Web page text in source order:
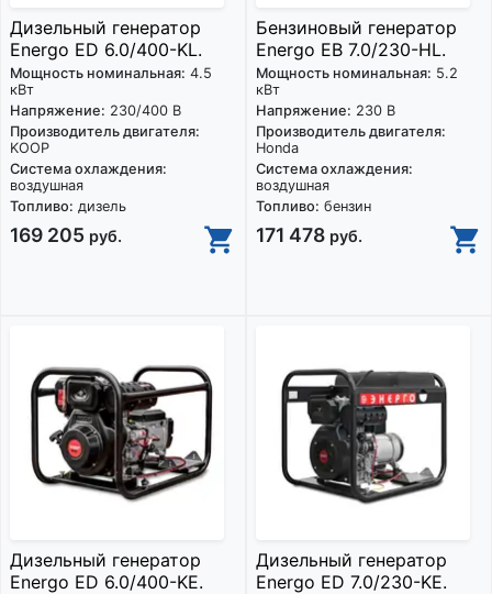
Дизельный генератор
Energo ED 6.0/400-KL.
Мощность номинальная: 4.5
кВт
Напряжение: 230/400 В
Производитель двигателя:
KOOP
Система охлаждения:
воздушная
Топливо: дизель
169 205 руб.
Бензиновый генератор
Energo EB 7.0/230-HL.
Мощность номинальная: 5.2
кВт
Напряжение: 230 В
Производитель двигателя:
Honda
Система охлаждения:
воздушная
Топливо: бензин
171 478 руб.
Дизельный генератор
Energo ED 6.0/400-KE.
Дизельный генератор
Energo ED 7.0/230-KE.